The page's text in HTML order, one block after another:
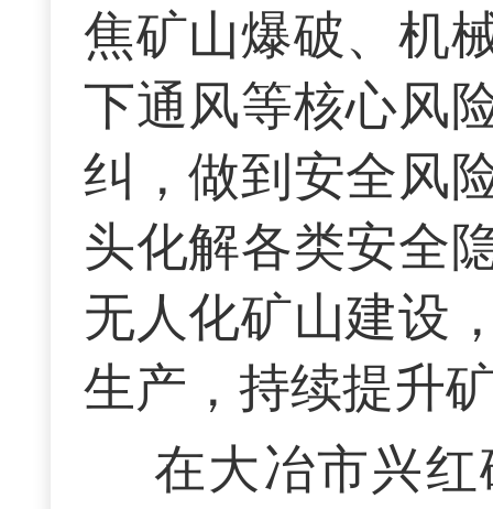
焦矿山爆破、机
下通风等核心风
纠，做到安全风
头化解各类安全
无人化矿山建设
生产，持续提升
在大冶市兴